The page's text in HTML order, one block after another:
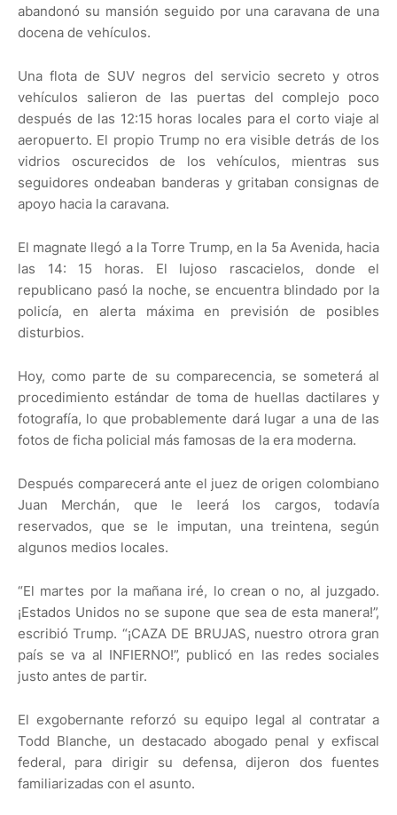
abandonó su mansión seguido por una caravana de una
docena de vehículos.
Una flota de SUV negros del servicio secreto y otros
vehículos salieron de las puertas del complejo poco
después de las 12:15 horas locales para el corto viaje al
aeropuerto. El propio Trump no era visible detrás de los
vidrios oscurecidos de los vehículos, mientras sus
seguidores ondeaban banderas y gritaban consignas de
apoyo hacia la caravana.
El magnate llegó a la Torre Trump, en la 5a Avenida, hacia
las 14: 15 horas. El lujoso rascacielos, donde el
republicano pasó la noche, se encuentra blindado por la
policía, en alerta máxima en previsión de posibles
disturbios.
Hoy, como parte de su comparecencia, se someterá al
procedimiento estándar de toma de huellas dactilares y
fotografía, lo que probablemente dará lugar a una de las
fotos de ficha policial más famosas de la era moderna.
Después comparecerá ante el juez de origen colombiano
Juan Merchán, que le leerá los cargos, todavía
reservados, que se le imputan, una treintena, según
algunos medios locales.
“El martes por la mañana iré, lo crean o no, al juzgado.
¡Estados Unidos no se supone que sea de esta manera!”,
escribió Trump. “¡CAZA DE BRUJAS, nuestro otrora gran
país se va al INFIERNO!”, publicó en las redes sociales
justo antes de partir.
El exgobernante reforzó su equipo legal al contratar a
Todd Blanche, un destacado abogado penal y exfiscal
federal, para dirigir su defensa, dijeron dos fuentes
familiarizadas con el asunto.